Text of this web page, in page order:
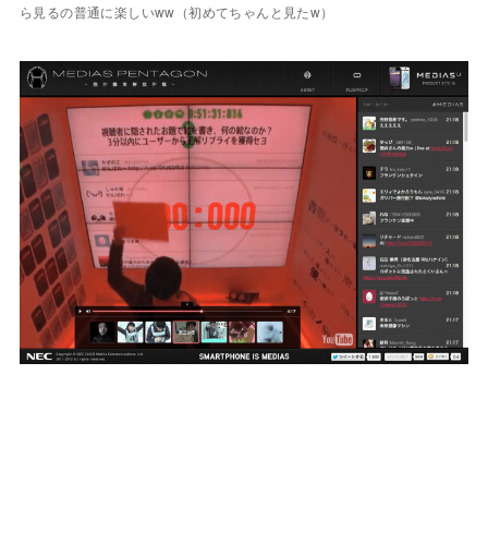
ら見るの普通に楽しいww（初めてちゃんと見たw）